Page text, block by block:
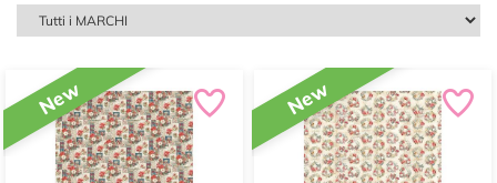
New New